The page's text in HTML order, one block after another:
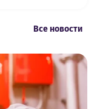
Все новости